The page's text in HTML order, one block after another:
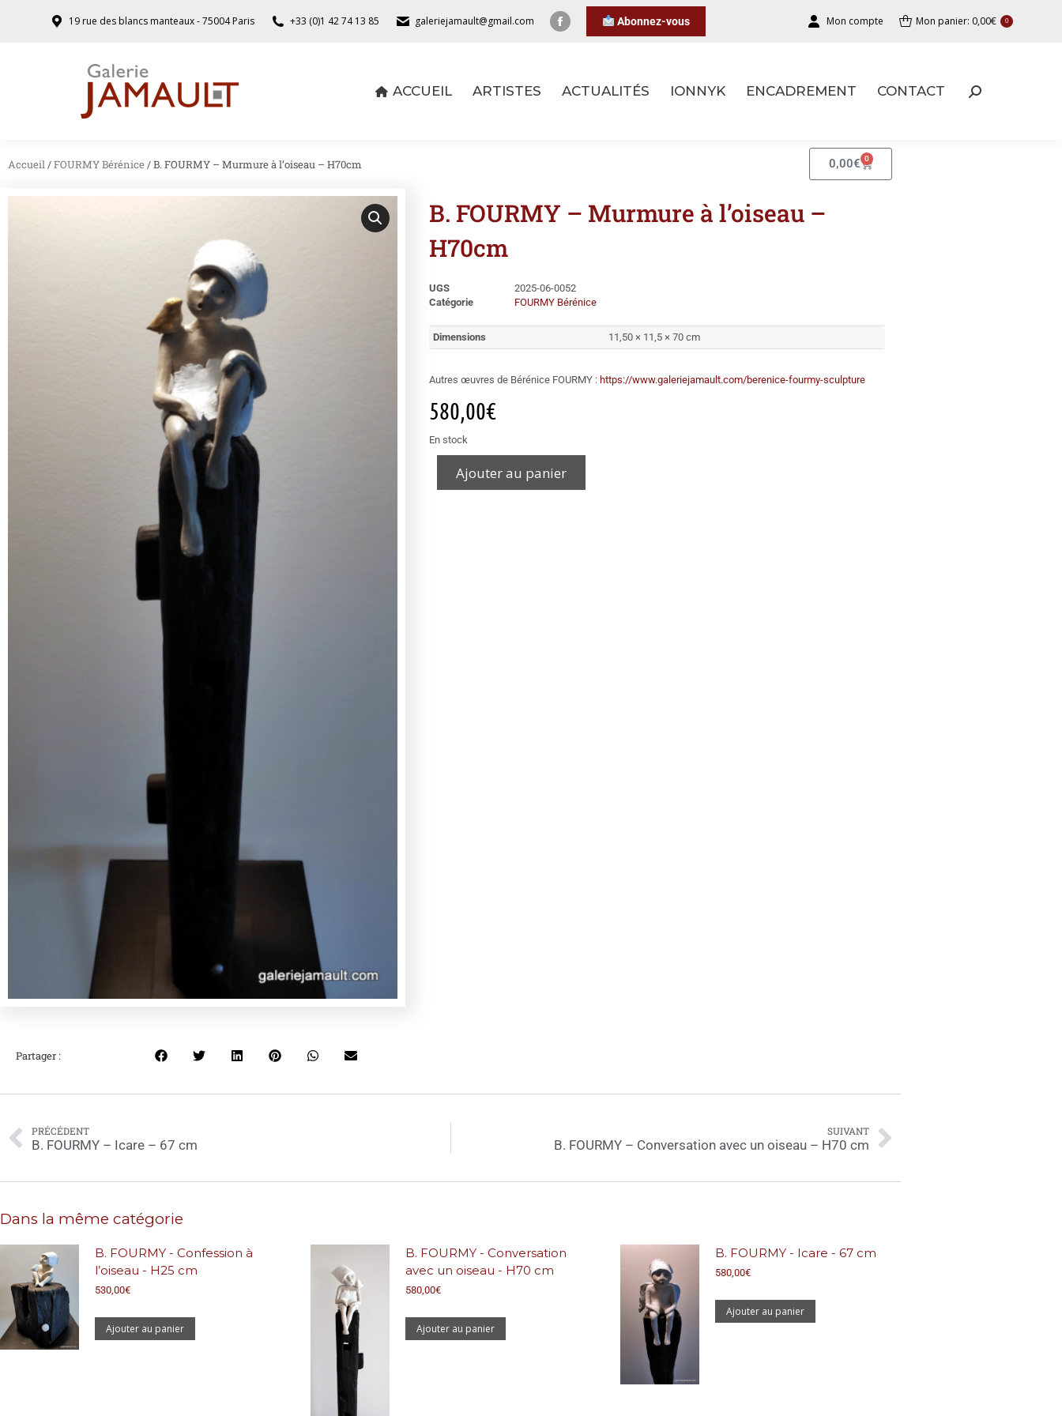
19 rue des blancs manteaux - 75004 Paris +33 (0)1 42 74 13 85 galeriejamault@gmail.com Abonnez-vous Mon compte Mon panier: 0,00€ 0
ACCUEIL ARTISTES ACTUALITÉS IONNYK ENCADREMENT CONTACT
Accueil /FOURMY Bérénice / B. FOURMY – Murmure à l’oiseau – H70cm 0,00€ 0
B. FOURMY – Murmure à l’oiseau –
H70cm
UGS
2025-06-0052
Catégorie
FOURMY Bérénice
Dimensions 11,50 × 11,5 × 70 cm
Autres œuvres de Bérénice FOURMY : https://www.galeriejamault.com/berenice-fourmy-sculpture
580,00€
En stock
Ajouter au panier
Partager :
PRÉCÉDENT
B. FOURMY – Icare – 67 cm
SUIVANT
B. FOURMY – Conversation avec un oiseau – H70 cm
Dans la même catégorie
B. FOURMY - Confession à
l’oiseau - H25 cm
530,00€
Ajouter au panier
B. FOURMY - Conversation
avec un oiseau - H70 cm
580,00€
Ajouter au panier
B. FOURMY - Icare - 67 cm
580,00€
Ajouter au panier